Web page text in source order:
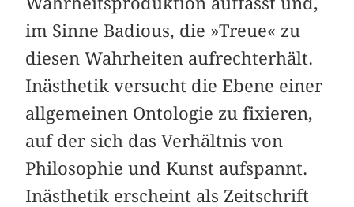
im Sinne Badious, die »Treue« zu
diesen Wahrheiten aufrechterhält.
Inästhetik versucht die Ebene einer
allgemeinen Ontologie zu fixieren,
auf der sich das Verhältnis von
Philosophie und Kunst aufspannt.
Inästhetik erscheint als Zeitschrift